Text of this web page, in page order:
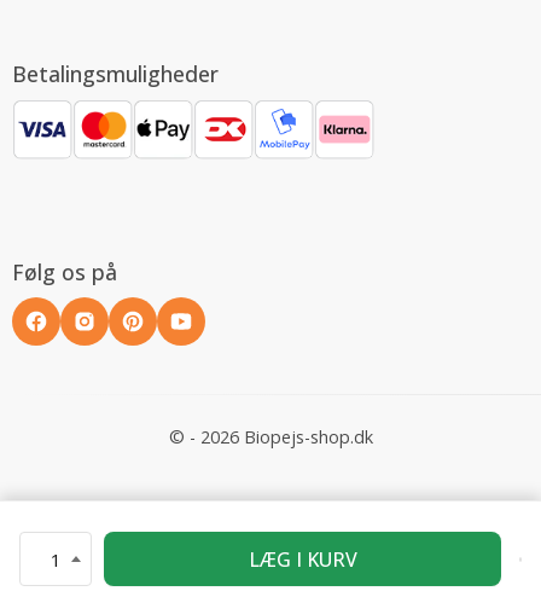
1 LÆG I KURV
Betalingsmuligheder
Følg os på
© - 2026 Biopejs-shop.dk